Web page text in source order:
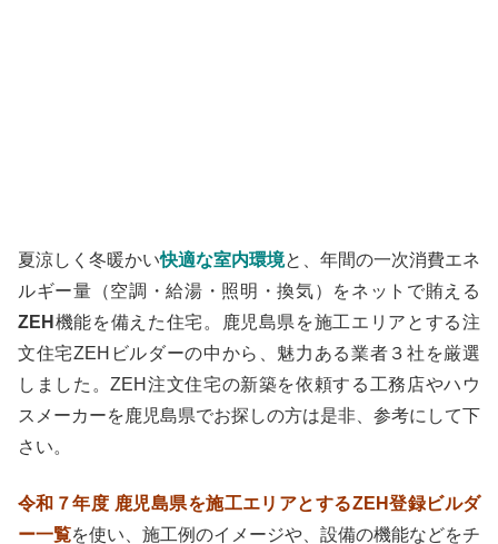
夏涼しく冬暖かい快適な室内環境と、年間の一次消費エネ
ルギー量（空調・給湯・照明・換気）をネットで賄える
ZEH 機能を備えた住宅。鹿児島県を施工エリアとする注
文住宅ZEHビルダーの中から、魅力ある業者３社を厳選
しました。ZEH注文住宅の新築を依頼する工務店やハウ
スメーカーを鹿児島県でお探しの方は是非、参考にして下
さい。
令和７年度 鹿児島県を施工エリアとするZEH登録ビルダ
ー一覧を使い、施工例のイメージや、設備の機能などをチ